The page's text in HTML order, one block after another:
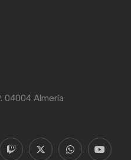
04004 Almería